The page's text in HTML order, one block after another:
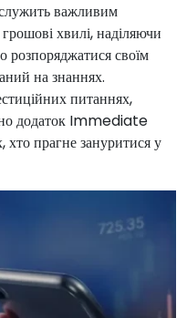
важливим
хвилі, наділяючи
розпоряджатися своїм
на знаннях.
питаннях,
додаток Immediate
прагне зануритися у